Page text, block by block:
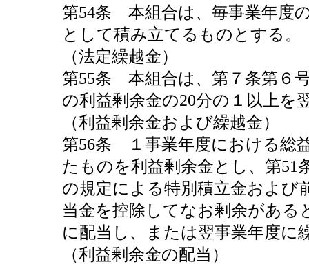
第54条 本組合は、毎事業年度
として積み立てるものとする。
（法定繰越金）
第55条 本組合は、第７条第６
の利益剰余金の20分の１以上を
（利益剰余金および繰越金）
第56条 １事業年度における総
たものを利益剰余金とし、第51
の規定による特別積立金および
当金を控除してなお剰余がある
に配当し、または翌事業年度に
（利益剰余金の配当）